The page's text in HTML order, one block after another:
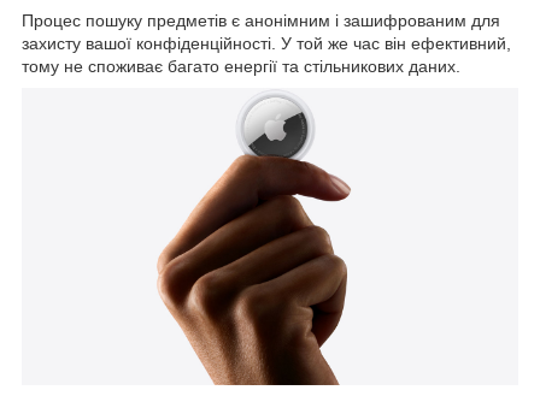
Процес пошуку предметів є анонімним і зашифрованим для
захисту вашої конфіденційності. У той же час він ефективний,
тому не споживає багато енергії та стільникових даних.